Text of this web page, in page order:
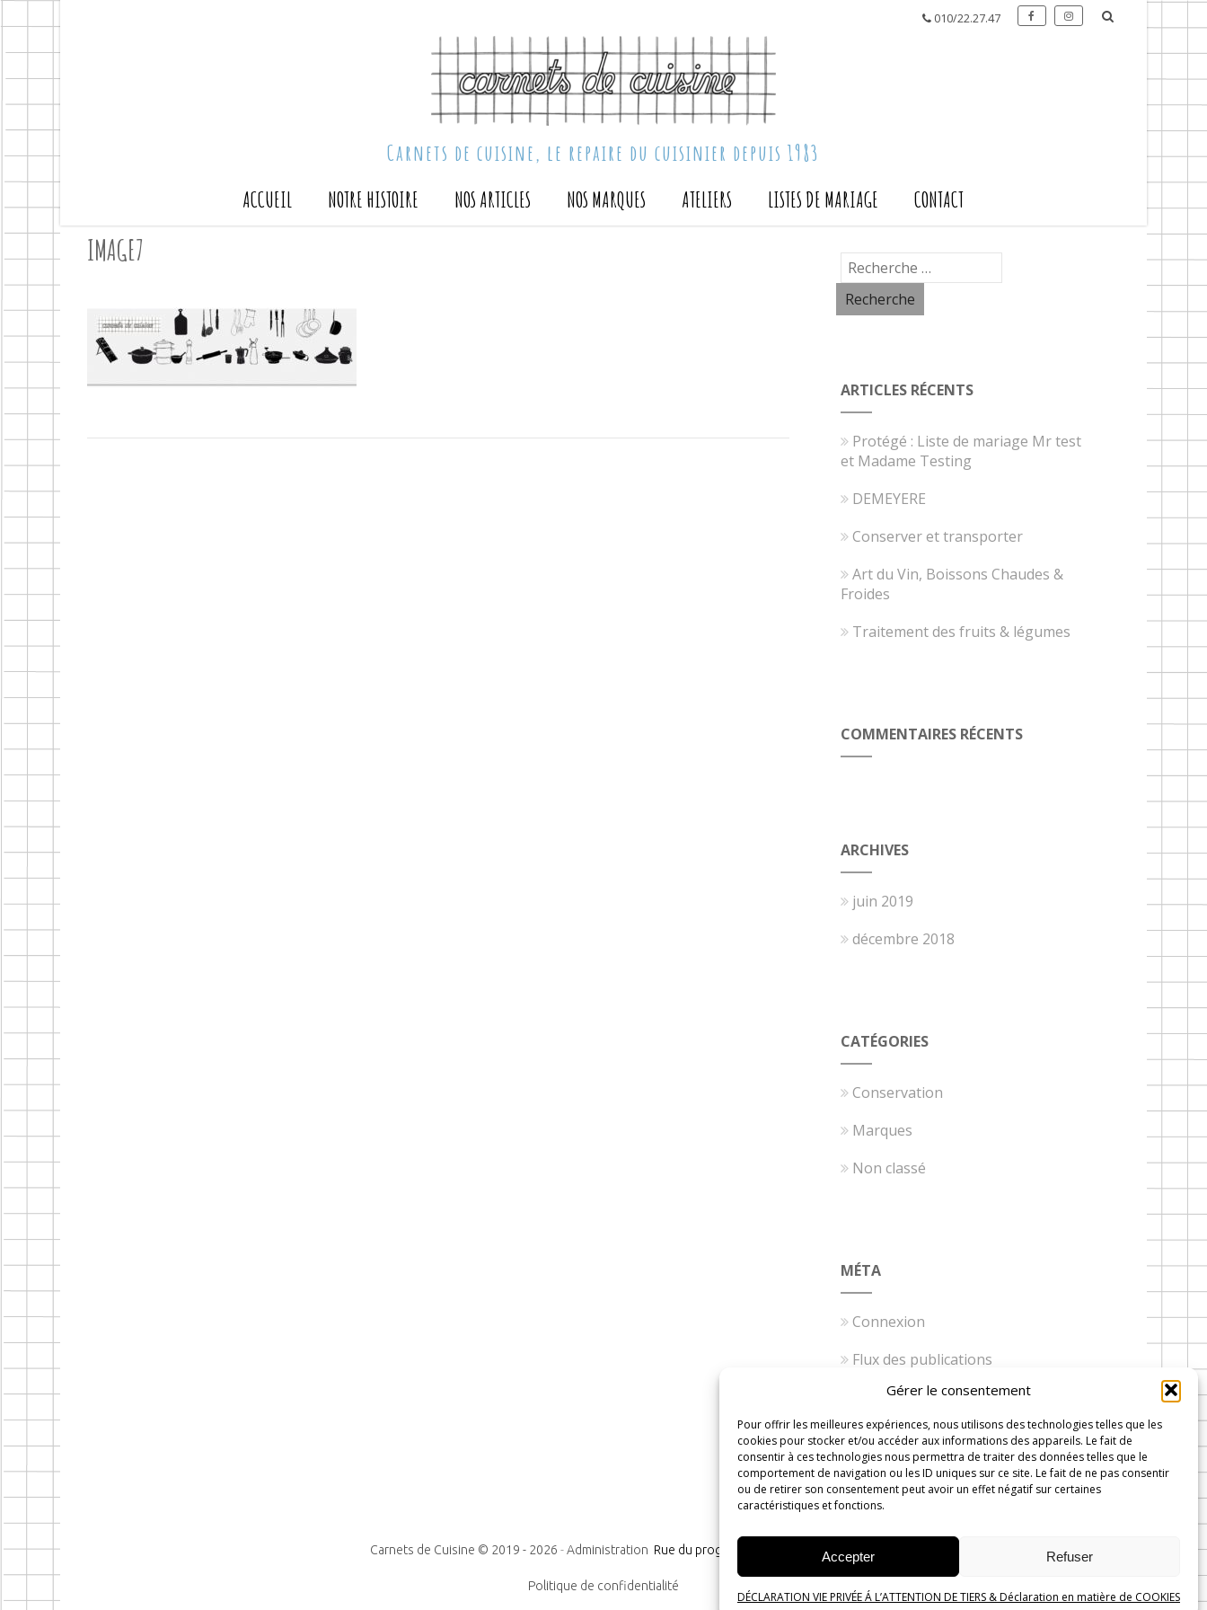
Gérer le consentement
Pour offrir les meilleures expériences, nous utilisons des technologies telles que les
cookies pour stocker et/ou accéder aux informations des appareils. Le fait de
consentir à ces technologies nous permettra de traiter des données telles que le
comportement de navigation ou les ID uniques sur ce site. Le fait de ne pas consentir
ou de retirer son consentement peut avoir un effet négatif sur certaines
caractéristiques et fonctions.
Accepter Refuser
DÉCLARATION VIE PRIVÉE Á L’ATTENTION DE TIERS & Déclaration en matière de COOKIES
010/22.27.47
Carnets de cuisine, le repaire du cuisinier depuis 1983
ACCUEIL
NOTRE HISTOIRE NOS ARTICLES NOS MARQUES ATELIERS LISTES DE MARIAGE CONTACT
IMAGE7
ARTICLES RÉCENTS
Protégé : Liste de mariage Mr test
et Madame Testing
DEMEYERE
Conserver et transporter
Art du Vin, Boissons Chaudes &
Froides
Traitement des fruits & légumes
COMMENTAIRES RÉCENTS
ARCHIVES
juin 2019
décembre 2018
CATÉGORIES
Conservation
Marques
Non classé
MÉTA
Connexion
Flux des publications
Flux des commentaires
Site de WordPress-FR
Carnets de Cuisine © 2019 - 2026 -Administration Rue du progrès n°7, 1300 Wavre
Politique de confidentialité